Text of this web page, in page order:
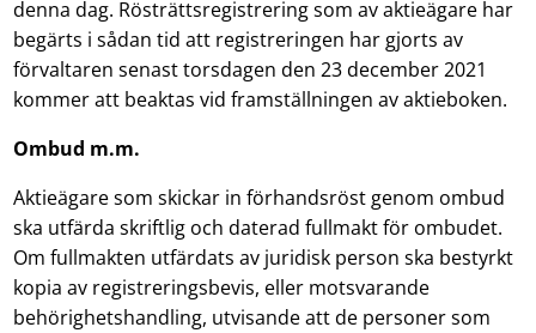
denna dag. Rösträttsregistrering som av aktieägare har
begärts i sådan tid att registreringen har gjorts av
förvaltaren senast torsdagen den 23 december 2021
kommer att beaktas vid framställningen av aktieboken.
Ombud m.m.
Aktieägare som skickar in förhandsröst genom ombud
ska utfärda skriftlig och daterad fullmakt för ombudet.
Om fullmakten utfärdats av juridisk person ska bestyrkt
kopia av registreringsbevis, eller motsvarande
behörighetshandling, utvisande att de personer som